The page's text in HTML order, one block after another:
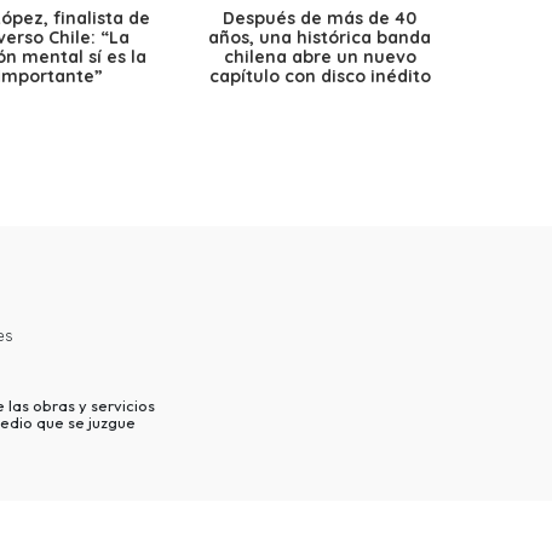
finalista de
Chile: “La
mental sí es la
Después de más de 40
años, una histórica banda
chilena abre un nuevo
capítulo con disco inédito
las obras y servicios
que se juzgue